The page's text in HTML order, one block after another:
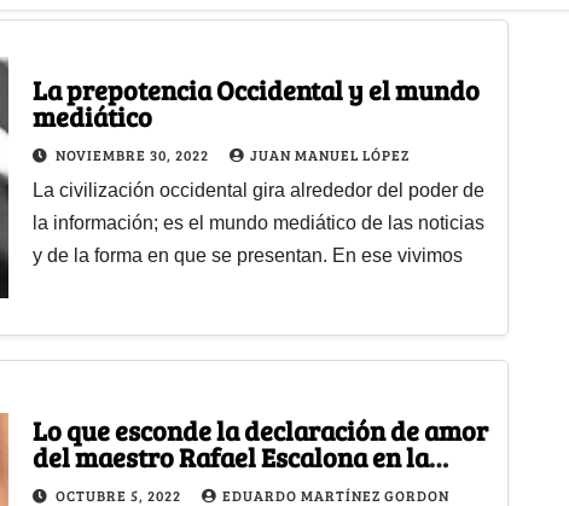
La prepotencia Occidental y el mundo
mediático
NOVIEMBRE 30, 2022 JUAN MANUEL LÓPEZ
La civilización occidental gira alrededor del poder de
la información; es el mundo mediático de las noticias
y de la forma en que se presentan. En ese vivimos
Lo que esconde la declaración de amor
del maestro Rafael Escalona en la
canción 'El arcoíris'
OCTUBRE 5, 2022 EDUARDO MARTÍNEZ GORDON